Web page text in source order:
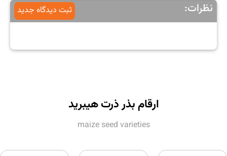
نظرات: ثبت دیدگاه جدید
ارقام بذر ذرت هیبرید
maize seed varieties